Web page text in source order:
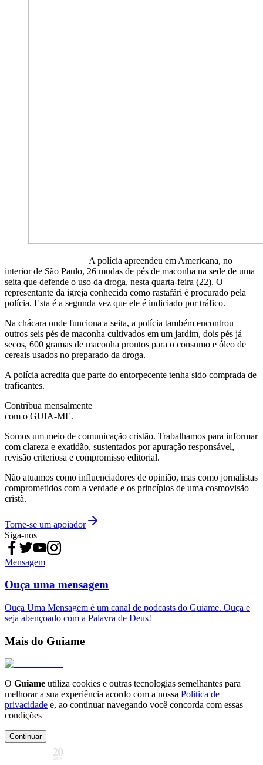
A polícia apreendeu em Americana, no
interior de São Paulo, 26 mudas de pés de maconha na sede de uma
seita que defende o uso da droga, nesta quarta-feira (22). O
representante da igreja conhecida como rastafári é procurado pela
polícia. Esta é a segunda vez que ele é indiciado por tráfico.
Na chácara onde funciona a seita, a polícia também encontrou
outros seis pés de maconha cultivados em um jardim, dois pés já
secos, 600 gramas de maconha prontos para o consumo e óleo de
cereais usados no preparado da droga.
A polícia acredita que parte do entorpecente tenha sido comprada de
traficantes.
Contribua mensalmente
com o GUIA-ME.
Somos um meio de comunicação cristão. Trabalhamos para informar
com clareza e exatidão, sustentados por apuração responsável,
revisão criteriosa e compromisso editorial.
Não atuamos como influenciadores de opinião, mas como jornalistas
comprometidos com a verdade e os princípios de uma cosmovisão
cristã.
Torne-se um apoiador
Siga-nos
Mensagem
Ouça uma mensagem
Ouça Uma Mensagem é um canal de podcasts do Guiame. Ouça e
seja abençoado com a Palavra de Deus!
Mais do Guiame
O Guiame utiliza cookies e outras tecnologias semelhantes para
melhorar a sua experiência acordo com a nossa Politica de
privacidade e, ao continuar navegando você concorda com essas
condições
Continuar